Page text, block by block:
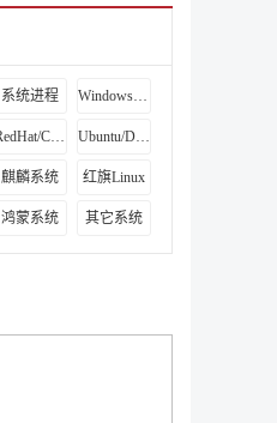
系统进程 Windows系列
RedHat/Centos Ubuntu/Debian
麒麟系统 红旗Linux
鸿蒙系统 其它系统